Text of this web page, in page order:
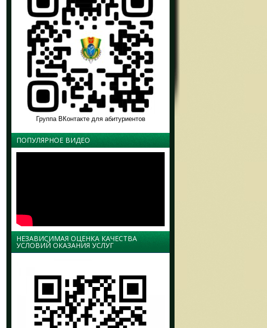
Группа ВКонтакте для абитуриентов
ПОПУЛЯРНОЕ ВИДЕО
НЕЗАВИСИМАЯ ОЦЕНКА КАЧЕСТВА
УСЛОВИЙ ОКАЗАНИЯ УСЛУГ